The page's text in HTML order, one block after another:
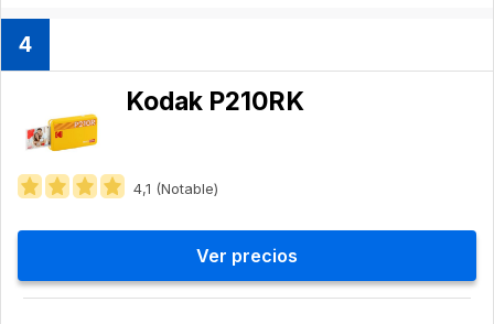
4
Kodak P210RK
4,1 (Notable)
Ver precios